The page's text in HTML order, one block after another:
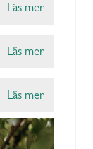
Läs mer
Läs mer
Läs mer